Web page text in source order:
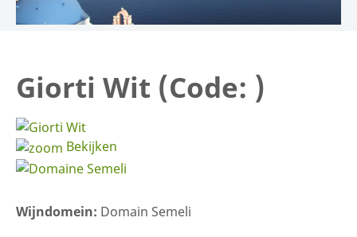
Giorti Wit (Code: )
Bekijken
Wijndomein: Domain Semeli